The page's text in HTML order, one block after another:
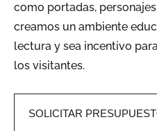
como portadas,
creamos un ambiente
lectura y sea incentivo
los visitantes.
SOLICITAR